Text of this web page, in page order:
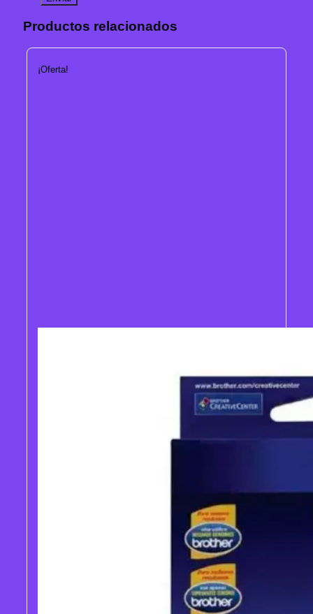
Productos relacionados
¡Oferta!